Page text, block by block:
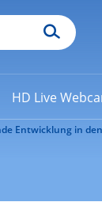
HD Live
Entwicklung in